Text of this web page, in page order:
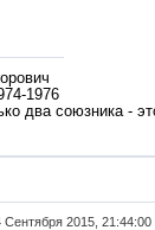
1976
два союзника -
Сентября 2015,